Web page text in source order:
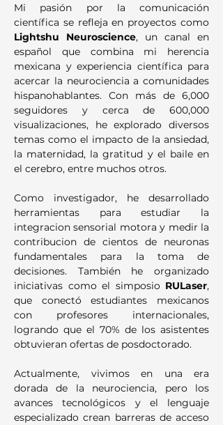
Mi pasión por la comunicación
Lightshu Neuroscience, un canal en
español que combina mi herencia
mexicana y experiencia científica para
acercar la neurociencia a comunidades
hispanohablantes. Con más de 6,000
seguidores y cerca de 600,000
visualizaciones, he explorado diversos
temas como el impacto de la ansiedad,
la maternidad, la gratitud y el baile en
el cerebro, entre muchos otros.
Como investigador, he desarrollado
herramientas para estudiar la
integracion sensorial motora y medir la
contribucion de cientos de neuronas
fundamentales para la toma de
decisiones. También he organizado
iniciativas como el simposio RULaser,
que conectó estudiantes mexicanos
con profesores internacionales,
logrando que el 70% de los asistentes
obtuvieran ofertas de posdoctorado.
Actualmente, vivimos en una era
dorada de la neurociencia, pero los
avances tecnológicos y el lenguaje
especializado crean barreras de acceso